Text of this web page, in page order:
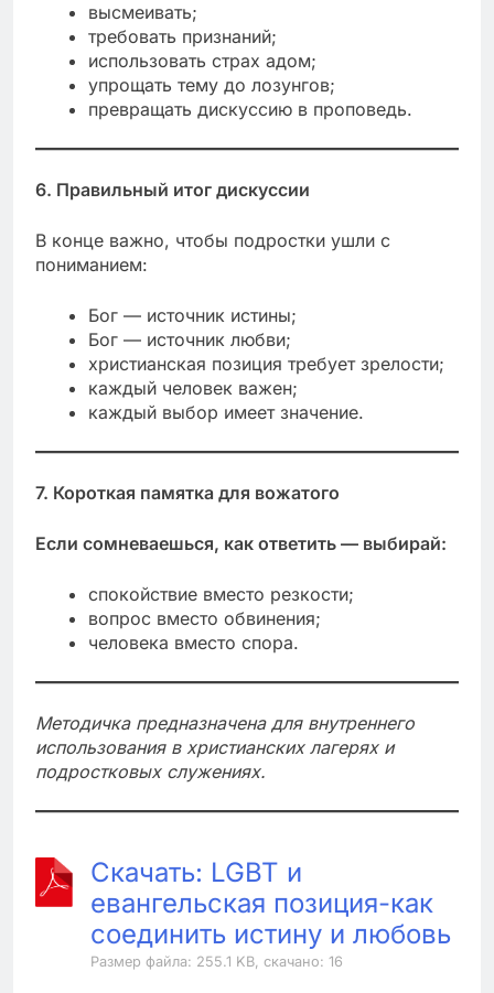
высмеивать;
требовать признаний;
использовать страх адом;
упрощать тему до лозунгов;
превращать дискуссию в проповедь.
6. Правильный итог дискуссии
В конце важно, чтобы подростки ушли с
пониманием:
Бог — источник истины;
Бог — источник любви;
христианская позиция требует зрелости;
каждый человек важен;
каждый выбор имеет значение.
7. Короткая памятка для вожатого
Если сомневаешься, как ответить — выбирай:
спокойствие вместо резкости;
вопрос вместо обвинения;
человека вместо спора.
Методичка предназначена для внутреннего
использования в христианских лагерях и
подростковых служениях.
Скачать: LGBT и
евангельская позиция-как
соединить истину и любовь
Размер файла: 255.1 KB, скачано: 16